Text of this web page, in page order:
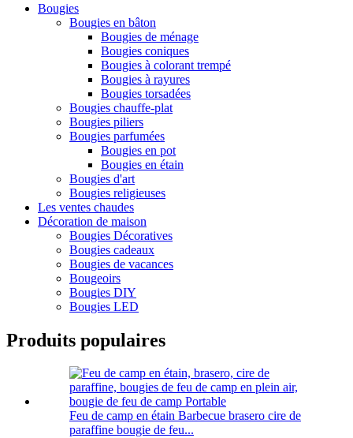
Bougies
Bougies en bâton
Bougies de ménage
Bougies coniques
Bougies à colorant trempé
Bougies à rayures
Bougies torsadées
Bougies chauffe-plat
Bougies piliers
Bougies parfumées
Bougies en pot
Bougies en étain
Bougies d'art
Bougies religieuses
Les ventes chaudes
Décoration de maison
Bougies Décoratives
Bougies cadeaux
Bougies de vacances
Bougeoirs
Bougies DIY
Bougies LED
Produits populaires
Feu de camp en étain Barbecue brasero cire de
paraffine bougie de feu...